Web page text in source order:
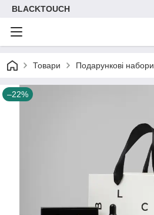
BLACKTOUCH
Товари Подарункові набори
–22%